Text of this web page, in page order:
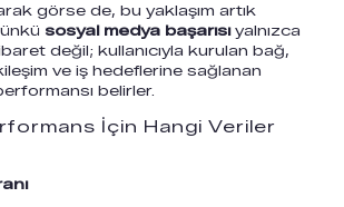
görse de, bu yaklaşım artık
sosyal medya başarısıyalnızca
değil; kullanıcıyla kurulan bağ,
ve iş hedeflerine sağlanan
belirler.
İçin Hangi Veriler